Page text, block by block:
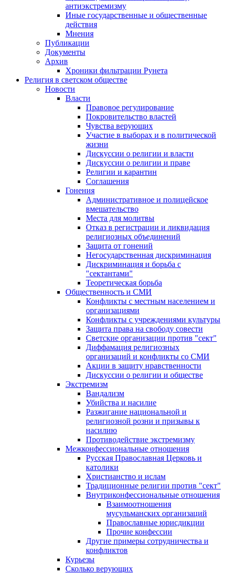
антиэкстремизму
Иные государственные и общественные
действия
Мнения
Публикации
Документы
Архив
Хроники фильтрации Рунета
Религия в светском обществе
Новости
Власти
Правовое регулирование
Покровительство властей
Чувства верующих
Участие в выборах и в политической
жизни
Дискуссии о религии и власти
Дискуссии о религии и праве
Религии и карантин
Соглашения
Гонения
Административное и полицейское
вмешательство
Места для молитвы
Отказ в регистрации и ликвидация
религиозных объединений
Защита от гонений
Негосударственная дискриминация
Дискриминация и борьба с
"сектантами"
Теоретическая борьба
Общественность и СМИ
Конфликты с местным населением и
организациями
Конфликты с учреждениями культуры
Защита права на свободу совести
Светские организации против "сект"
Диффамация религиозных
организаций и конфликты со СМИ
Акции в защиту нравственности
Дискуссии о религии и обществе
Экстремизм
Вандализм
Убийства и насилие
Разжигание национальной и
религиозной розни и призывы к
насилию
Противодействие экстремизму
Межконфессиональные отношения
Русская Православная Церковь и
католики
Христианство и ислам
Традиционные религии против "сект"
Внутриконфессиональные отношения
Взаимоотношения
мусульманских организаций
Православные юрисдикции
Прочие конфессии
Другие примеры сотрудничества и
конфликтов
Курьезы
Сколько верующих